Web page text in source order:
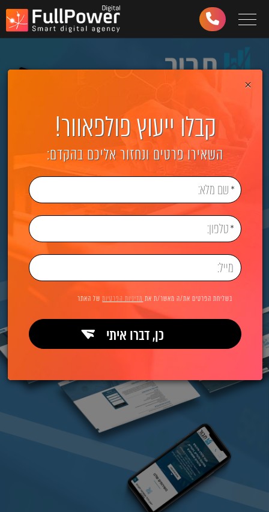
Toggle navigation
03-
997 ×
קבלו ייעוץ פולפאוור!
השאירו פרטים ונחזור אליכם בהקדם:
בשליחת הפרטים את/ה מאשר/ת את מדיניות הפרטיותשל האתר
כן, דברו איתי